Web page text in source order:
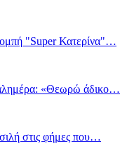
"Super Κατερίνα"…
«Θεωρώ άδικο…
στις φήμες που…